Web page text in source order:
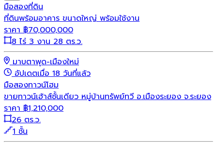
มือสองที่ดิน
ที่ดินพร้อมอาคาร ขนาดใหญ่ พร้อมใช้งาน
ราคา ฿70,000,000
8 ไร่ 3 งาน 28 ตร.ว.
มาบตาพุด-เมืองใหม่
อัปเดตเมื่อ 18 วันที่แล้ว
มือสองทาวน์โฮม
ขายทาวน์เฮ้าส์ชั้นเดียว หมู่บ้านทรัพย์ทวี อ.เมืองระยอง จ.ระยอง
ราคา ฿1,210,000
26 ตร.ว.
1 ชั้น